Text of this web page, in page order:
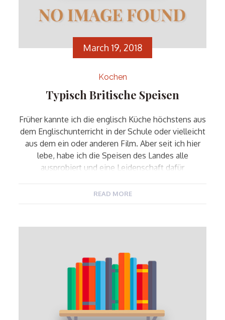
March 19, 2018
Kochen
Typisch Britische Speisen
Früher kannte ich die englisch Küche höchstens aus
dem Englischunterricht in der Schule oder vielleicht
aus dem ein oder anderen Film. Aber seit ich hier
lebe, habe ich die Speisen des Landes alle
ausprobiert und eine Leidenschaft dafür
English Breakfast – Auch bekannt als Speck und […]
READ MORE